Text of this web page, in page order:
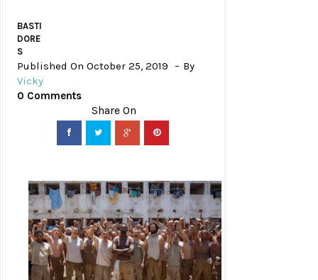
BASTI
DORE
S
Published On October 25, 2019
By
Vicky
0 Comments